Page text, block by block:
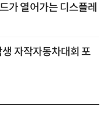
가 열어가는 디스플레
자작자동차대회 포